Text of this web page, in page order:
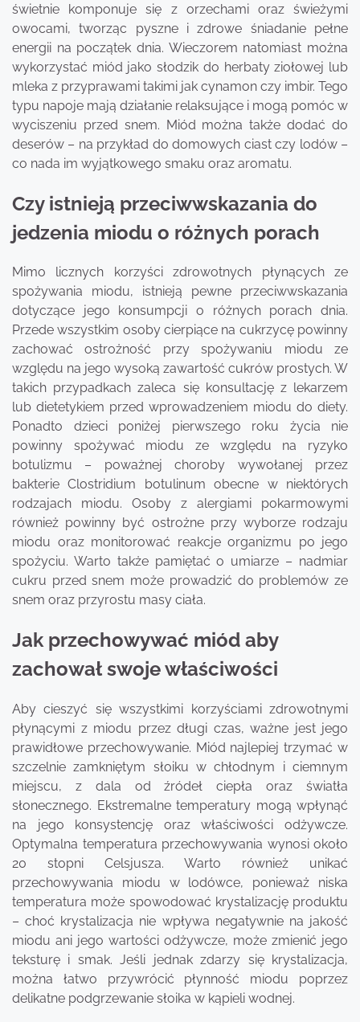
świetnie komponuje się z orzechami oraz świeżymi
owocami, tworząc pyszne i zdrowe śniadanie pełne
energii na początek dnia. Wieczorem natomiast można
wykorzystać miód jako słodzik do herbaty ziołowej lub
mleka z przyprawami takimi jak cynamon czy imbir. Tego
typu napoje mają działanie relaksujące i mogą pomóc w
wyciszeniu przed snem. Miód można także dodać do
deserów – na przykład do domowych ciast czy lodów –
co nada im wyjątkowego smaku oraz aromatu.
Czy istnieją przeciwwskazania do
jedzenia miodu o różnych porach
Mimo licznych korzyści zdrowotnych płynących ze
spożywania miodu, istnieją pewne przeciwwskazania
dotyczące jego konsumpcji o różnych porach dnia.
Przede wszystkim osoby cierpiące na cukrzycę powinny
zachować ostrożność przy spożywaniu miodu ze
względu na jego wysoką zawartość cukrów prostych. W
takich przypadkach zaleca się konsultację z lekarzem
lub dietetykiem przed wprowadzeniem miodu do diety.
Ponadto dzieci poniżej pierwszego roku życia nie
powinny spożywać miodu ze względu na ryzyko
botulizmu – poważnej choroby wywołanej przez
bakterie Clostridium botulinum obecne w niektórych
rodzajach miodu. Osoby z alergiami pokarmowymi
również powinny być ostrożne przy wyborze rodzaju
miodu oraz monitorować reakcje organizmu po jego
spożyciu. Warto także pamiętać o umiarze – nadmiar
cukru przed snem może prowadzić do problemów ze
snem oraz przyrostu masy ciała.
Jak przechowywać miód aby
zachował swoje właściwości
Aby cieszyć się wszystkimi korzyściami zdrowotnymi
płynącymi z miodu przez długi czas, ważne jest jego
prawidłowe przechowywanie. Miód najlepiej trzymać w
szczelnie zamkniętym słoiku w chłodnym i ciemnym
miejscu, z dala od źródeł ciepła oraz światła
słonecznego. Ekstremalne temperatury mogą wpłynąć
na jego konsystencję oraz właściwości odżywcze.
Optymalna temperatura przechowywania wynosi około
20 stopni Celsjusza. Warto również unikać
przechowywania miodu w lodówce, ponieważ niska
temperatura może spowodować krystalizację produktu
– choć krystalizacja nie wpływa negatywnie na jakość
miodu ani jego wartości odżywcze, może zmienić jego
teksturę i smak. Jeśli jednak zdarzy się krystalizacja,
można łatwo przywrócić płynność miodu poprzez
delikatne podgrzewanie słoika w kąpieli wodnej.